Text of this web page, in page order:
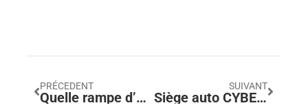
PRÉCEDENT
Quelle rampe d’accès à la voiture pour chiens choisir ? Comparatif des surfaces antidérapantes et de la stabilité des rampes
SUIVANT
Siège auto CYBEX Pallas S-Fix : le choix Isofix idéal pour la sécurité de vos enfants